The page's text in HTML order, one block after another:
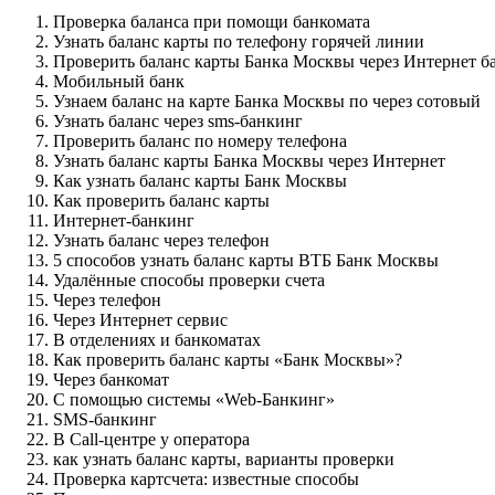
Проверка баланса при помощи банкомата
Узнать баланс карты по телефону горячей линии
Проверить баланс карты Банка Москвы через Интернет
Мобильный банк
Узнаем баланс на карте Банка Москвы по через сотовый
Узнать баланс через sms-банкинг
Проверить баланс по номеру телефона
Узнать баланс карты Банка Москвы через Интернет
Как узнать баланс карты Банк Москвы
Как проверить баланс карты
Интернет-банкинг
Узнать баланс через телефон
5 способов узнать баланс карты ВТБ Банк Москвы
Удалённые способы проверки счета
Через телефон
Через Интернет сервис
В отделениях и банкоматах
Как проверить баланс карты «Банк Москвы»?
Через банкомат
С помощью системы «Web-Банкинг»
SMS-банкинг
В Call-центре у оператора
как узнать баланс карты, варианты проверки
Проверка картсчета: известные способы